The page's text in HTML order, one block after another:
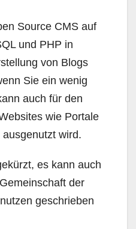
Source CMS auf
und PHP in
von Blogs
Sie ein wenig
auch für den
wie Portale
wird.
es kann auch
der
geschrieben